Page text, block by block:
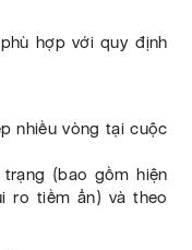
hợp với quy định
nhiều vòng tại cuộc
(bao gồm hiện
ro tiềm ẩn) và theo